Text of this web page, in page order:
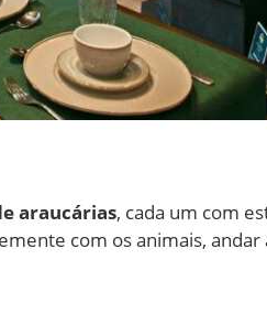
araucárias, cada um com
com os animais, andar